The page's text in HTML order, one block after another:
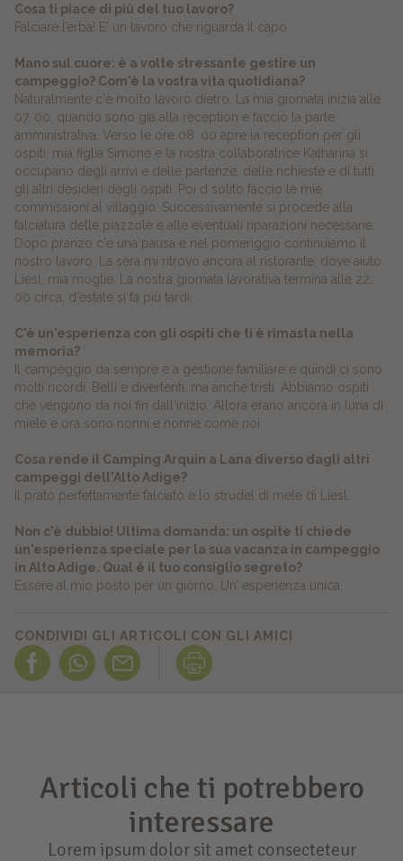
Cosa ti piace di più del tuo lavoro?
Falciare l’erba! E' un lavoro che riguarda il capo.
Mano sul cuore: è a volte stressante gestire un
campeggio? Com'è la vostra vita quotidiana?
Naturalmente c'è molto lavoro dietro. La mia giornata inizia alle
07. 00, quando sono già alla reception e faccio la parte
amministrativa. Verso le ore 08. 00 apre la reception per gli
ospiti, mia figlia Simone e la nostra collaboratrice Katharina si
occupano degli arrivi e delle partenze, delle richieste e di tutti
gli altri desideri degli ospiti. Poi d solito faccio le mie
commissioni al villaggio. Successivamente si procede alla
falciatura delle piazzole e alle eventuali riparazioni necessarie.
Dopo pranzo c'è una pausa e nel pomeriggio continuiamo il
nostro lavoro. La sera mi ritrovo ancora al ristorante, dove aiuto
Liesl, mia moglie. La nostra giornata lavorativa termina alle 22.
00 circa, d'estate si fa più tardi.
C'è un'esperienza con gli ospiti che ti è rimasta nella
memoria?
Il campeggio da sempre è a gestione familiare e quindi ci sono
molti ricordi. Belli e divertenti, ma anche tristi. Abbiamo ospiti
che vengono da noi fin dall'inizio. Allora erano ancora in luna di
miele e ora sono nonni e nonne come noi.
Cosa rende il Camping Arquin a Lana diverso dagli altri
campeggi dell'Alto Adige?
Il prato perfettamente falciato e lo strudel di mele di Liesl.
Non c'è dubbio! Ultima domanda: un ospite ti chiede
un'esperienza speciale per la sua vacanza in campeggio
in Alto Adige. Qual è il tuo consiglio segreto?
Essere al mio posto per un giorno. Un’ esperienza unica.
CONDIVIDI GLI ARTICOLI CON GLI AMICI
Articoli che ti potrebbero
interessare
Lorem ipsum dolor sit amet consecteteur